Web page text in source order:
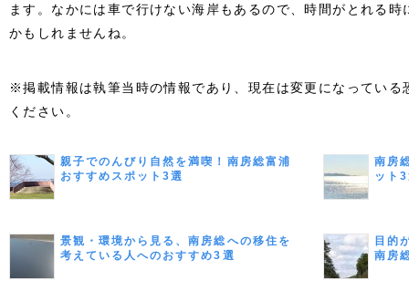
ます。なかには車で行けない海岸もあるので、時間がとれる
かもしれませんね。
※掲載情報は執筆当時の情報であり、現在は変更になっている
ください。
親子でのんびり自然を満喫！南房総富浦
おすすめスポット3選
南房
ット
景観・環境から見る、南房総への移住を
考えている人へのおすすめ3選
目的
南房